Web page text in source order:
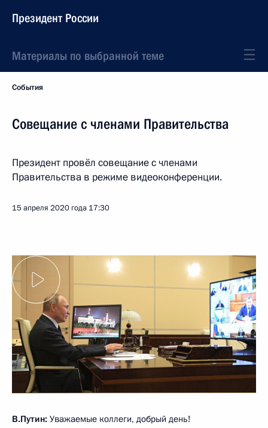
Президент России
Материалы по выбранной теме
События
Совещание с членами Правительства
Президент провёл совещание с членами
Правительства в режиме видеоконференции.
15 апреля 2020 года 17:30
В.Путин: Уважаемые коллеги, добрый день!